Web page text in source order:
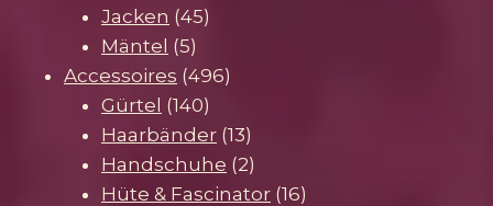
Jacken 4545
Mäntel 55
Produkte
Accessoires 496496
Gürtel 140140
Produkte
Haarbänder 1313
Produkte
Handschuhe 22
Produkte
Hüte & Fascinator 1616